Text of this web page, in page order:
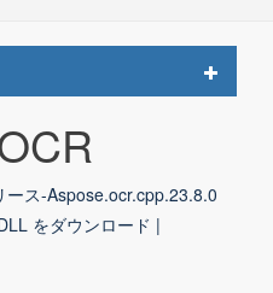
Toggle
ス-Aspose.ocr.cpp.23.8.0
をダウンロード |